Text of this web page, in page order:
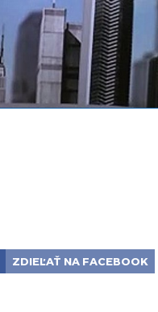
ZDIEĽAŤ NA FACEBOOK